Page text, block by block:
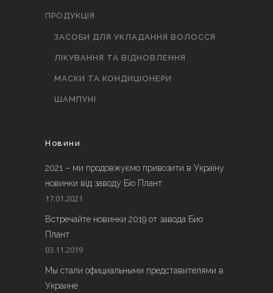
ПРОДУКЦІЯ
ЗАСОБИ ДЛЯ УКЛАДАННЯ ВОЛОССЯ
ЛІКУВАННЯ ТА ВІДНОВЛЕННЯ
МАСКИ ТА КОНДИЦІОНЕРИ
ШАМПУНІ
Новини
2021 – ми продовжуємо привозити в Україну
новинки від заводу Біо Плант
17.01.2021
Встречайте новинки 2019 от завода Био
Плант
03.11.2019
Мы стали официальными представителями в
Украине